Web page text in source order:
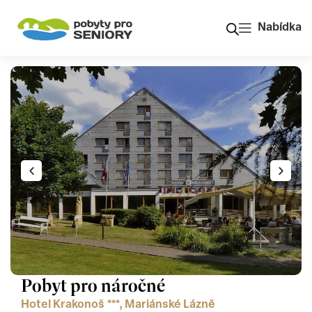
Nabídka
Pobyt pro náročné
Hotel Krakonoš ***, Mariánské Lázně